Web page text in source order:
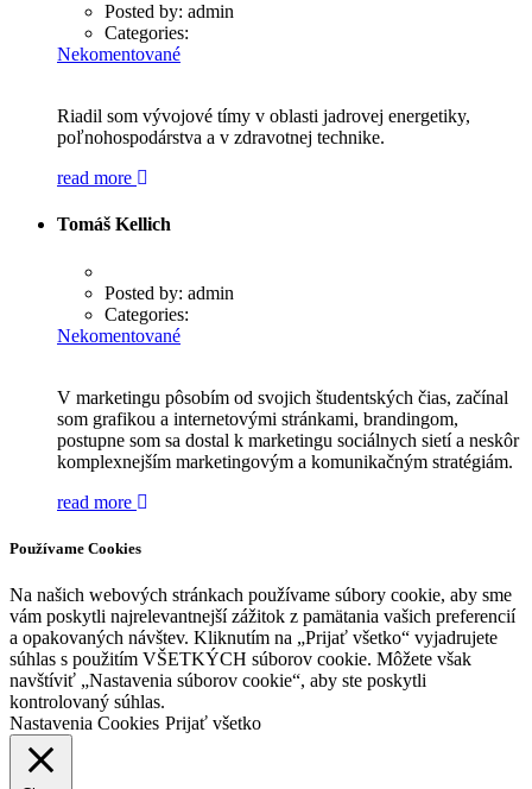
Posted by: admin
Categories:
Nekomentované
Riadil som vývojové tímy v oblasti jadrovej energetiky,
poľnohospodárstva a v zdravotnej technike.
read more
Tomáš Kellich
Posted by: admin
Categories:
Nekomentované
V marketingu pôsobím od svojich študentských čias, začínal
som grafikou a internetovými stránkami, brandingom,
postupne som sa dostal k marketingu sociálnych sietí a neskôr
komplexnejším marketingovým a komunikačným stratégiám.
read more
Používame Cookies
Na našich webových stránkach používame súbory cookie, aby sme
vám poskytli najrelevantnejší zážitok z pamätania vašich preferencií
a opakovaných návštev. Kliknutím na „Prijať všetko“ vyjadrujete
súhlas s použitím VŠETKÝCH súborov cookie. Môžete však
navštíviť „Nastavenia súborov cookie“, aby ste poskytli
kontrolovaný súhlas.
Nastavenia Cookies Prijať všetko